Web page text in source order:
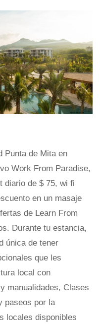
Punta de Mita en
Work From Paradise,
diario de $ 75, wi fi
en un masaje
de Learn From
Durante tu estancia,
única de tener
que les
local con
manualidades, Clases
paseos por la
locales disponibles